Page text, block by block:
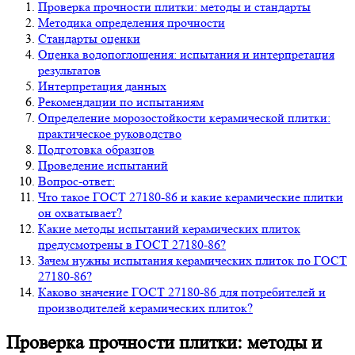
Проверка прочности плитки: методы и стандарты
Методика определения прочности
Стандарты оценки
Оценка водопоглощения: испытания и интерпретация
результатов
Интерпретация данных
Рекомендации по испытаниям
Определение морозостойкости керамической плитки:
практическое руководство
Подготовка образцов
Проведение испытаний
Вопрос-ответ:
Что такое ГОСТ 27180-86 и какие керамические плитки
он охватывает?
Какие методы испытаний керамических плиток
предусмотрены в ГОСТ 27180-86?
Зачем нужны испытания керамических плиток по ГОСТ
27180-86?
Каково значение ГОСТ 27180-86 для потребителей и
производителей керамических плиток?
Проверка прочности плитки: методы и